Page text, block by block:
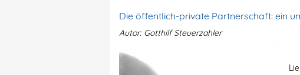
Die öffentlich-private Partnerschaft: ein
Autor: Gotthilf Steuerzahler